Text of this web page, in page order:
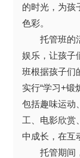
的时光，为孩
色彩。
托管班的
娱乐，让孩子
班根据孩子们
实行“学习+锻
包括趣味运动
工、电影欣赏
中成长，在互
托管期间